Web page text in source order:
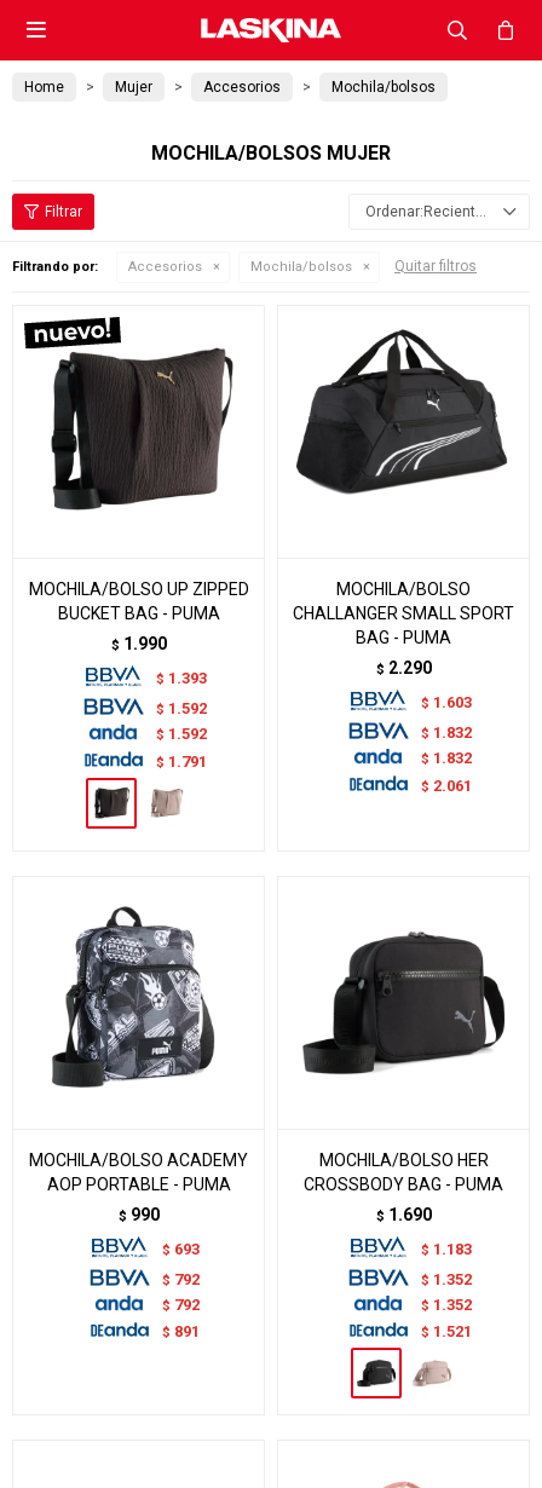

Home Mujer Accesorios Mochila/bolsos
MOCHILA/BOLSOS MUJER
Recientes
Filtrando por: Accesorios Mochila/bolsos Quitar filtros
MOCHILA/BOLSO UP ZIPPED
BUCKET BAG - PUMA
$ 1.990
$ 1.393
$ 1.592
$ 1.592
$ 1.791
MOCHILA/BOLSO
CHALLANGER SMALL SPORT
BAG - PUMA
$ 2.290
$ 1.603
$ 1.832
$ 1.832
$ 2.061
MOCHILA/BOLSO ACADEMY
AOP PORTABLE - PUMA
$ 990
$ 693
$ 792
$ 792
$ 891
MOCHILA/BOLSO HER
CROSSBODY BAG - PUMA
$ 1.690
$ 1.183
$ 1.352
$ 1.352
$ 1.521